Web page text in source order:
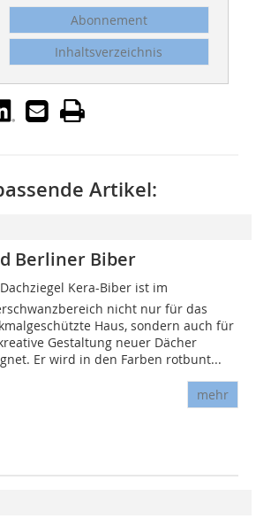
Abonnement
Inhaltsverzeichnis
Artikel:
Berliner Biber
Kera-Biber ist im
nicht nur für das
Haus, sondern auch für
Gestaltung neuer Dächer
Er wird in den Farben rotbunt...
mehr